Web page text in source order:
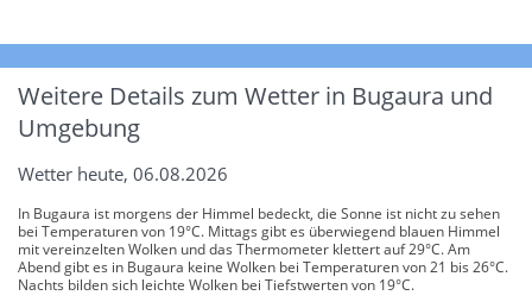
Weitere Details zum Wetter in Bugaura und
Umgebung
Wetter heute, 06.08.2026
In Bugaura ist morgens der Himmel bedeckt, die Sonne ist nicht zu sehen
bei Temperaturen von 19°C. Mittags gibt es überwiegend blauen Himmel
mit vereinzelten Wolken und das Thermometer klettert auf 29°C. Am
Abend gibt es in Bugaura keine Wolken bei Temperaturen von 21 bis 26°C.
Nachts bilden sich leichte Wolken bei Tiefstwerten von 19°C.